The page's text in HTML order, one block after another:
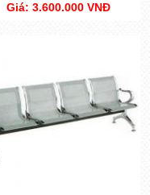
Giá: 3.600.000 VNĐ